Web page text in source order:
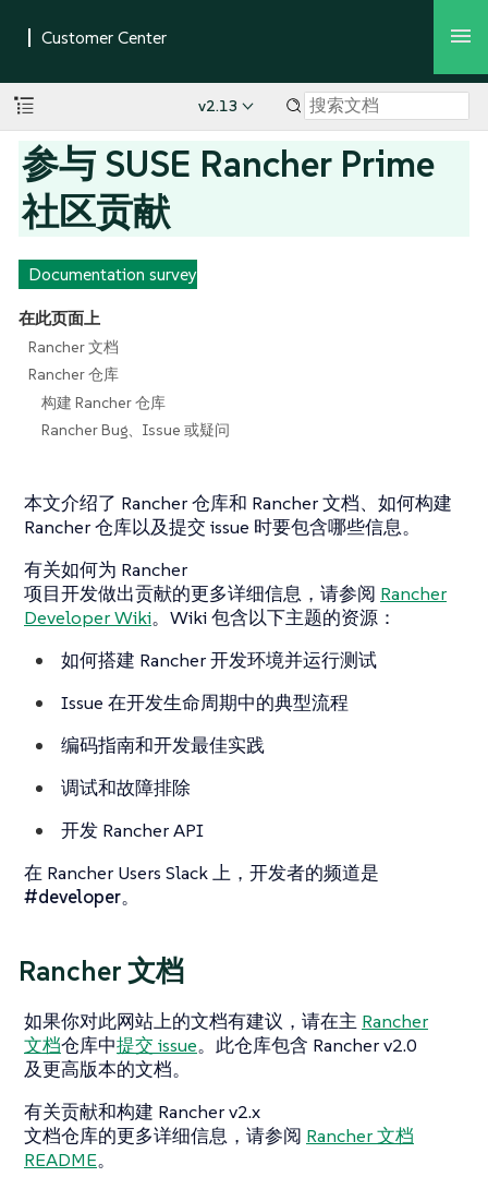
v2.13
参与 SUSE Rancher Prime
社区贡献
Documentation survey
在此页面上
Rancher 文档
Rancher 仓库
构建 Rancher 仓库
Rancher Bug、Issue 或疑问
本文介绍了 Rancher 仓库和 Rancher 文档、如何构建
Rancher 仓库以及提交 issue 时要包含哪些信息。
有关如何为 Rancher
项目开发做出贡献的更多详细信息，请参阅 Rancher
Developer Wiki。Wiki 包含以下主题的资源：
如何搭建 Rancher 开发环境并运行测试
Issue 在开发生命周期中的典型流程
编码指南和开发最佳实践
调试和故障排除
开发 Rancher API
在 Rancher Users Slack 上，开发者的频道是
#developer。
Rancher 文档
如果你对此网站上的文档有建议，请在主 Rancher
文档仓库中提交 issue。此仓库包含 Rancher v2.0
及更高版本的文档。
有关贡献和构建 Rancher v2.x
文档仓库的更多详细信息，请参阅 Rancher 文档
README。